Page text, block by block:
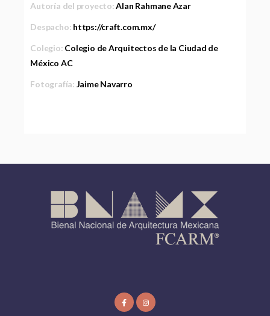
Autoría del proyecto:Alan Rahmane Azar
Despacho: https://craft.com.mx/
Colegio: Colegio de Arquitectos de la Ciudad de
México AC
Fotografía: Jaime Navarro